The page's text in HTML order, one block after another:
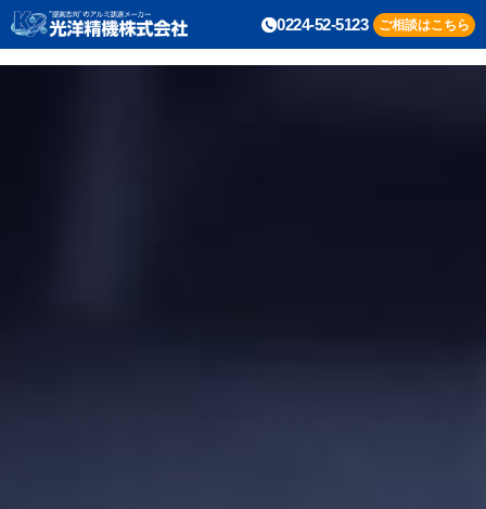
0224-52-5123 ご相談はこちら